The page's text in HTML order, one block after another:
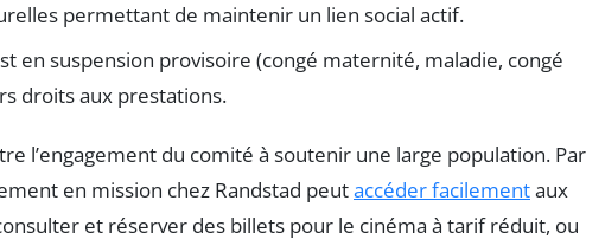
permettant de maintenir un lien social actif.
en suspension provisoire (congé maternité, maladie, congé
droits aux prestations.
l’engagement du comité à soutenir une large population. Par
en mission chez Randstad peutaccéder facilementaux
et réserver des billets pour le cinéma à tarif réduit, ou